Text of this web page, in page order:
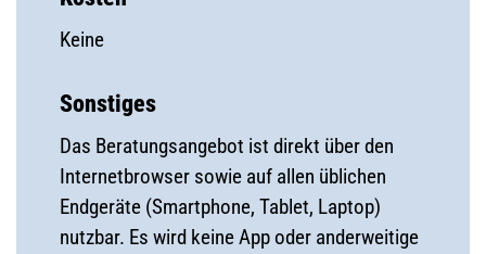
Keine
Sonstiges
Das Beratungsangebot ist direkt über den
Internetbrowser sowie auf allen üblichen
Endgeräte (Smartphone, Tablet, Laptop)
nutzbar. Es wird keine App oder anderweitige